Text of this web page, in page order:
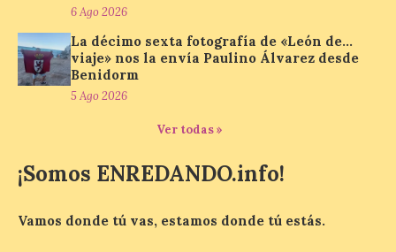
La cadena hotelera pública
en la zona de descanso
junto al control de firmas
y, como novedad, en el
Leaders Lounge, dos espacios exclusivos
para los ciclistas. El recorrido de La
Última llamada: Eclipse
Dónde alojarse y a qué
6 Ago 2026
La décimo sexta fotografía de «León de…
viaje» nos la envía Paulino Álvarez desde
Benidorm
5 Ago 2026
Ver todas »
¡Somos ENREDANDO.info!
Vamos donde tú vas, estamos donde tú estás.